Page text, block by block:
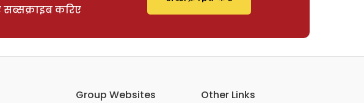
करिए
Group Websites
Other Links